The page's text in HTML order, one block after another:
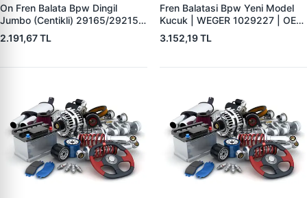
On Fren Balata Bpw Dingil
Jumbo (Centikli) 29165/29215 |
WEGER 10041-2 | OEM
0509290050 0980102750
2.191,67 TL
Fren Balatasi Bpw Yeni Model
Kucuk | WEGER 1029227 | OEM
509290120 29227
3.152,19 TL